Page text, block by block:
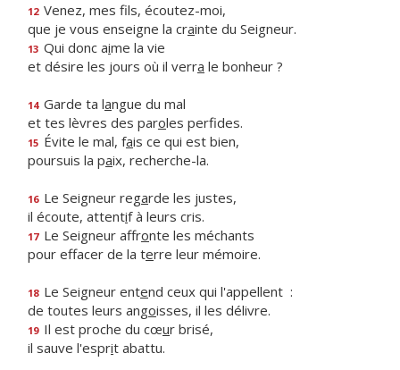
12 Venez, mes fls, écoutez-moi,
que je vous enseigne la crainte du Seigneur.
13 Qui donc aime la vie
et désire les jours où il verra le bonheur ?
14 Garde ta langue du mal
et tes lèvres des paroles perfides.
15 Évite le mal, fais ce qui est bien,
poursuis la paix, recherche-la.
16 Le Seigneur regarde les justes,
il écoute, attentif à leurs cris.
17 Le Seigneur affronte les méchants
pour effacer de la terre leur mémoire.
18 Le Seigneur entend ceux qui l'appellent :
de toutes leurs angoisses, il les délivre.
19 Il est proche du cœur brisé,
il sauve l'esprit abattu.